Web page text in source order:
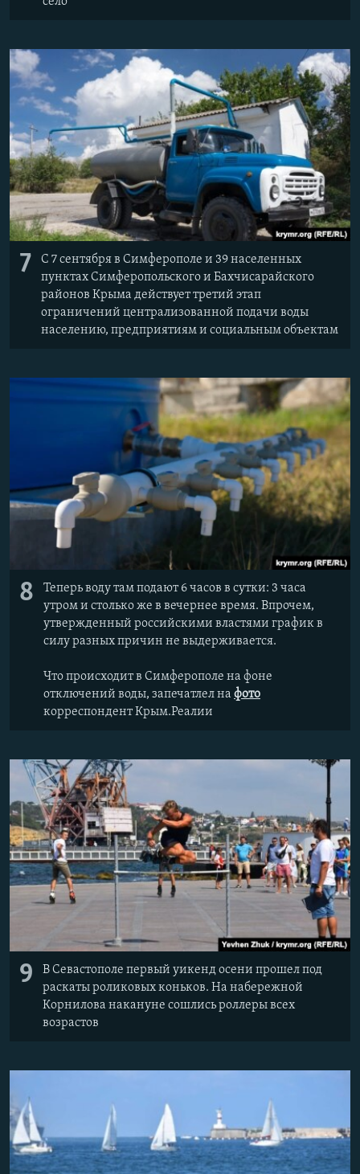
7
С 7 сентября в Симферополе и 39 населенных
пунктах Симферопольского и Бахчисарайского
районов Крыма действует третий этап
ограничений централизованной подачи воды
населению, предприятиям и социальным объектам
8
Теперь воду там подают 6 часов в сутки: 3 часа
утром и столько же в вечернее время. Впрочем,
утвержденный российскими властями график в
силу разных причин не выдерживается.
Что происходит в Симферополе на фоне
отключений воды, запечатлел на фото
корреспондент Крым.Реалии
9
В Севастополе первый уикенд осени прошел под
раскаты роликовых коньков. На набережной
Корнилова накануне сошлись роллеры всех
возрастов